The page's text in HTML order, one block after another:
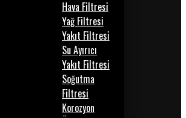
Hava Filtresi
Yağ Filtresi
Yakıt Filtresi
Su Ayırıcı
Yakıt Filtresi
Soğutma
Filtresi
Korozyon